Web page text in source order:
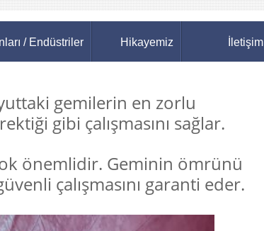
/ Endüstriler Hikayemiz İletişim
gemilerin en zorlu
gibi çalışmasını sağlar.
önemlidir. Geminin ömrünü
çalışmasını garanti eder.